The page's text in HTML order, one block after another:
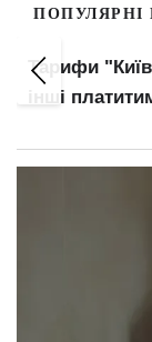
Тарифи
інші